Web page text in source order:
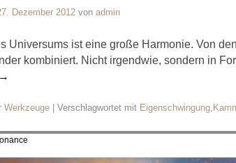
Dezember 2012 vonadmin
Universums ist eine große Harmonie. Von
kombiniert. Nicht irgendwie, sondern in
→
Werkzeuge |Verschlagwortet mit Eigenschwingung,